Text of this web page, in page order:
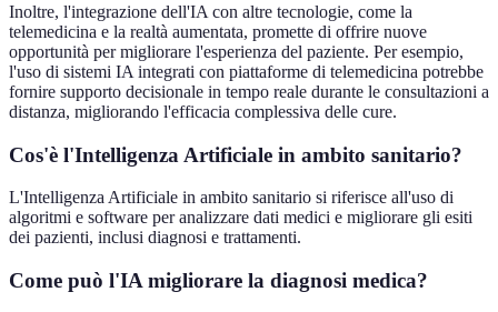
Inoltre, l'integrazione dell'IA con altre tecnologie, come la
telemedicina e la realtà aumentata, promette di offrire nuove
opportunità per migliorare l'esperienza del paziente. Per esempio,
l'uso di sistemi IA integrati con piattaforme di telemedicina potrebbe
fornire supporto decisionale in tempo reale durante le consultazioni a
distanza, migliorando l'efficacia complessiva delle cure.
Cos'è l'Intelligenza Artificiale in ambito sanitario?
L'Intelligenza Artificiale in ambito sanitario si riferisce all'uso di
algoritmi e software per analizzare dati medici e migliorare gli esiti
dei pazienti, inclusi diagnosi e trattamenti.
Come può l'IA migliorare la diagnosi medica?